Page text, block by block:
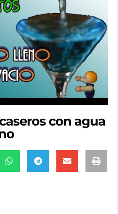
con agua